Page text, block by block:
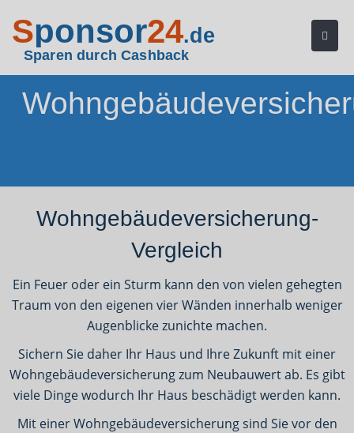
Sponsor24.de
Sparen durch Cashback
Wohngebäudeversicherung-
Vergleich
Ein Feuer oder ein Sturm kann den von vielen gehegten
Traum von den eigenen vier Wänden innerhalb weniger
Augenblicke zunichte machen.
Sichern Sie daher Ihr Haus und Ihre Zukunft mit einer
Wohngebäudeversicherung zum Neubauwert ab. Es gibt
viele Dinge wodurch Ihr Haus beschädigt werden kann.
Mit einer Wohngebäudeversicherung sind Sie vor den